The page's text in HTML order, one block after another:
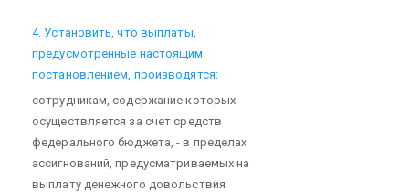
4. Установить, что выплаты,
предусмотренные настоящим
постановлением, производятся:
сотрудникам, содержание которых
осуществляется за счет средств
федерального бюджета, - в пределах
ассигнований, предусматриваемых на
выплату денежного довольствия